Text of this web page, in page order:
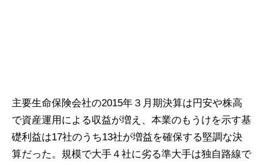
主要生命保険会社の2015年３月期決算は円安や株高
で資産運用による収益が増え、本業のもうけを示す基
礎利益は17社のうち13社が増益を確保する堅調な決
算だった。規模で大手４社に劣る準大手は独自路線で